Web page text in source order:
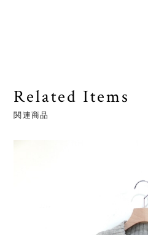
Related Items
関連商品